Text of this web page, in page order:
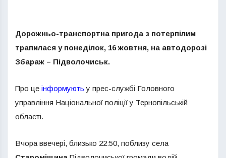
Дорожньо-транспортна пригода з потерпілим
трапилася у понеділок, 16 жовтня, на автодорозі
Збараж – Підволочиськ.
Про це інформують у прес-службі Головного
управління Національної поліції у Тернопільській
області.
Вчора ввечері, близько 22:50, поблизу села